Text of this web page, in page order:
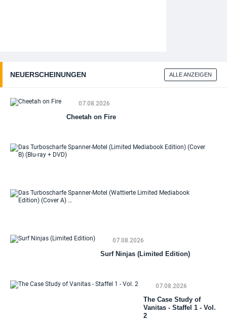
NEUERSCHEINUNGEN ALLE ANZEIGEN
07.08.2026
Cheetah on Fire
07.08.2026
Surf Ninjas (Limited Edition)
07.08.2026
The Case Study of
Vanitas - Staffel 1 - Vol.
2